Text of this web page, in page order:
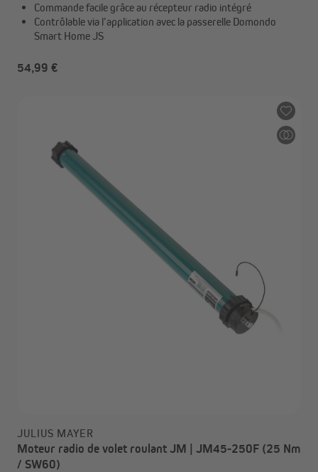
Commande facile grâce au récepteur radio intégré
Contrôlable via l’application avec la passerelle Domondo
Smart Home JS
54,99 €
JULIUS MAYER
Moteur radio de volet roulant JM | JM45-250F (25 Nm
/ SW60)